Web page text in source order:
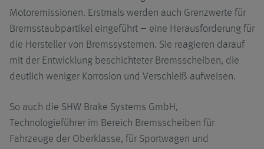
Motoremissionen. Erstmals werden auch Grenzwerte für
Bremsstaubpartikel eingeführt – eine Herausforderung für
die Hersteller von Bremssystemen. Sie reagieren darauf
mit der Entwicklung beschichteter Bremsscheiben, die
deutlich weniger Korrosion und Verschleiß aufweisen.
So auch die SHW Brake Systems GmbH,
Technologieführer im Bereich Bremsscheiben für
Fahrzeuge der Oberklasse, für Sportwagen und